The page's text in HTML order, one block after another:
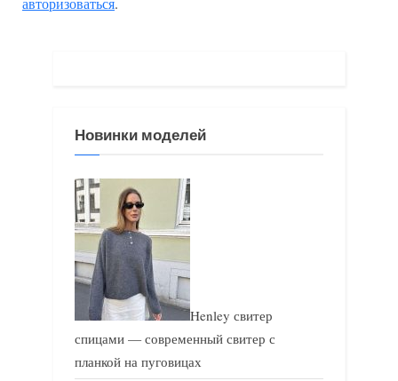
д
Новинки моделей
Henley свитер
спицами — современный свитер с
планкой на пуговицах